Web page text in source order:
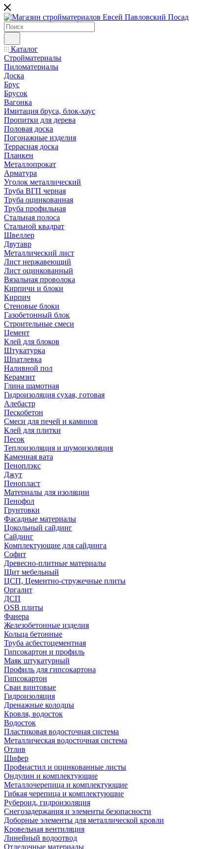
Каталог
Стройматериалы
Пиломатериалы
Доска
Брус
Брусок
Вагонка
Имитация бруса, блок-хаус
Пропитки для дерева
Половая доска
Погонажные изделия
Террасная доска
Планкен
Металлопрокат
Арматура
Уголок металлический
Труба ВГП черная
Труба оцинкованная
Труба профильная
Стальная полоса
Стальной квадрат
Швеллер
Двутавр
Металлический лист
Лист нержавеющий
Лист оцинкованный
Вязальная проволока
Кирпичи и блоки
Кирпич
Стеновые блоки
Газобетонный блок
Строительные смеси
Цемент
Клей для блоков
Штукатурка
Шпатлевка
Наливной пол
Керамзит
Глина шамотная
Гидроизоляция сухая, готовая
Алебастр
Пескобетон
Смеси для печей и каминов
Клей для плитки
Песок
Теплоизоляция и шумоизоляция
Каменная вата
Пеноплэкс
Джут
Пенопласт
Материалы для изоляции
Пенофол
Грунтовки
Фасадные материалы
Цокольный сайдинг
Сайдинг
Комплектующие для сайдинга
Софит
Древесно-плитные материалы
Щит мебельный
ЦСП, Цементно-стружечные плиты
Оргалит
ДСП
OSB плиты
Фанера
Железобетонные изделия
Кольца бетонные
Труба асбестоцементная
Гипсокартон и профиль
Маяк штукатурный
Профиль для гипсокартона
Гипсокартон
Сваи винтовые
Гидроизоляция
Дренажные колодцы
Кровля, водосток
Водосток
Пластиковая водосточная система
Металлическая водосточная система
Отлив
Шифер
Профнастил и оцинкованные листы
Ондулин и комплектующие
Металлочерепица и комплектующие
Гибкая черепица и комплектующие
Рубероид, гидроизоляция
Снегозадержания и элементы безопасности
Доборные элементы для металлической кровли
Кровельная вентиляция
Линейный водоотвод
Отделочные материалы